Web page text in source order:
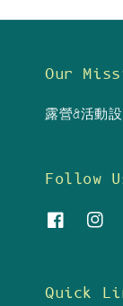
Our
露營&活動
Follow
Quick